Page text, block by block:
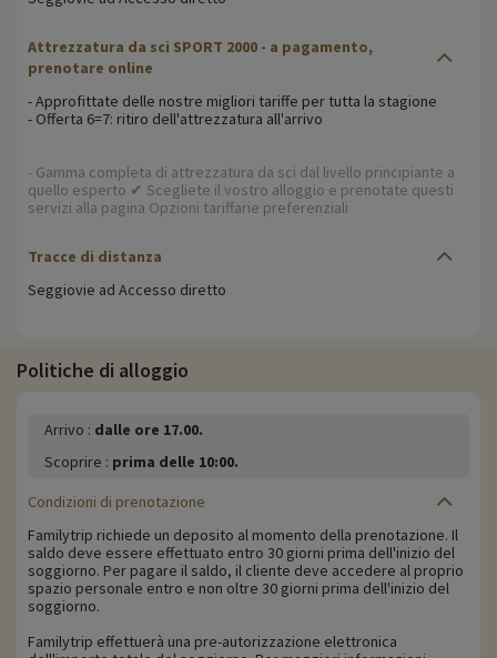
Attrezzatura da sci SPORT 2000 - a pagamento,
prenotare online
- Approfittate delle nostre migliori tariffe per tutta la stagione
- Offerta 6=7: ritiro dell'attrezzatura all'arrivo
- Gamma completa di attrezzatura da sci dal livello principiante a
quello esperto ✔ Scegliete il vostro alloggio e prenotate questi
servizi alla pagina Opzioni tariffarie preferenziali
Tracce di distanza
Seggiovie ad Accesso diretto
Politiche di alloggio
Arrivo : dalle ore 17.00.
Scoprire : prima delle 10:00.
Condizioni di prenotazione
Familytrip richiede un deposito al momento della prenotazione. Il
saldo deve essere effettuato entro 30 giorni prima dell'inizio del
soggiorno. Per pagare il saldo, il cliente deve accedere al proprio
spazio personale entro e non oltre 30 giorni prima dell'inizio del
soggiorno.
Familytrip effettuerà una pre-autorizzazione elettronica